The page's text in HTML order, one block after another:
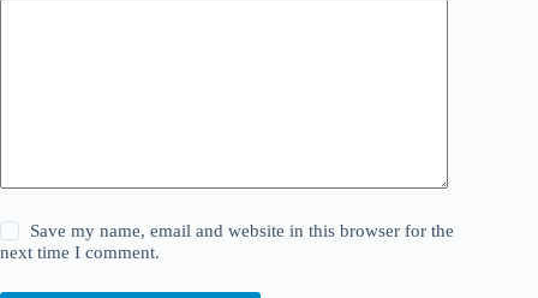
Save my name, email and website in this browser for the
next time I comment.